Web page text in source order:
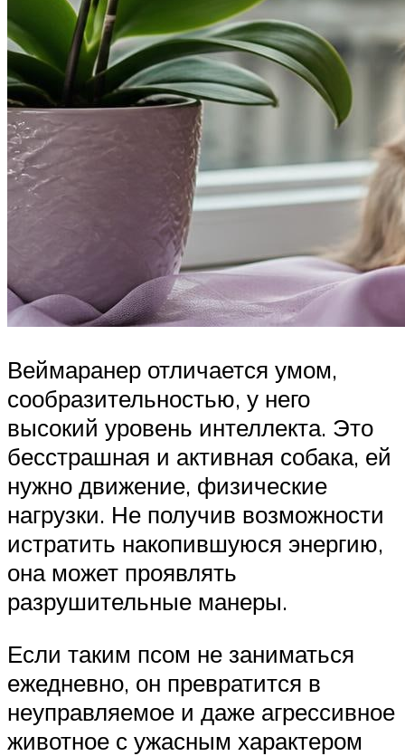
Веймаранер отличается умом,
сообразительностью, у него
высокий уровень интеллекта. Это
бесстрашная и активная собака, ей
нужно движение, физические
нагрузки. Не получив возможности
истратить накопившуюся энергию,
она может проявлять
разрушительные манеры.
Если таким псом не заниматься
ежедневно, он превратится в
неуправляемое и даже агрессивное
животное с ужасным характером